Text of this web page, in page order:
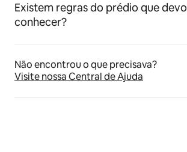
Existem regras do prédio que devo
conhecer?
Não encontrou o que precisava?
Visite nossa Central de Ajuda